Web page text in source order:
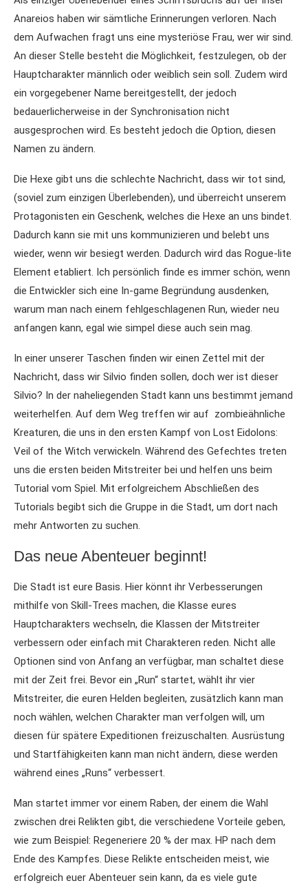
Anareios haben wir sämtliche Erinnerungen verloren. Nach
dem Aufwachen fragt uns eine mysteriöse Frau, wer wir sind.
An dieser Stelle besteht die Möglichkeit, festzulegen, ob der
Hauptcharakter männlich oder weiblich sein soll. Zudem wird
ein vorgegebener Name bereitgestellt, der jedoch
bedauerlicherweise in der Synchronisation nicht
ausgesprochen wird. Es besteht jedoch die Option, diesen
Namen zu ändern.
Die Hexe gibt uns die schlechte Nachricht, dass wir tot sind,
(soviel zum einzigen Überlebenden), und überreicht unserem
Protagonisten ein Geschenk, welches die Hexe an uns bindet.
Dadurch kann sie mit uns kommunizieren und belebt uns
wieder, wenn wir besiegt werden. Dadurch wird das Rogue-lite
Element etabliert. Ich persönlich finde es immer schön, wenn
die Entwickler sich eine In-game Begründung ausdenken,
warum man nach einem fehlgeschlagenen Run, wieder neu
anfangen kann, egal wie simpel diese auch sein mag.
In einer unserer Taschen finden wir einen Zettel mit der
Nachricht, dass wir Silvio finden sollen, doch wer ist dieser
Silvio? In der naheliegenden Stadt kann uns bestimmt jemand
weiterhelfen. Auf dem Weg treffen wir auf zombieähnliche
Kreaturen, die uns in den ersten Kampf von Lost Eidolons:
Veil of the Witch verwickeln. Während des Gefechtes treten
uns die ersten beiden Mitstreiter bei und helfen uns beim
Tutorial vom Spiel. Mit erfolgreichem Abschließen des
Tutorials begibt sich die Gruppe in die Stadt, um dort nach
mehr Antworten zu suchen.
Das neue Abenteuer beginnt!
Die Stadt ist eure Basis. Hier könnt ihr Verbesserungen
mithilfe von Skill-Trees machen, die Klasse eures
Hauptcharakters wechseln, die Klassen der Mitstreiter
verbessern oder einfach mit Charakteren reden. Nicht alle
Optionen sind von Anfang an verfügbar, man schaltet diese
mit der Zeit frei. Bevor ein „Run“ startet, wählt ihr vier
Mitstreiter, die euren Helden begleiten, zusätzlich kann man
noch wählen, welchen Charakter man verfolgen will, um
diesen für spätere Expeditionen freizuschalten. Ausrüstung
und Startfähigkeiten kann man nicht ändern, diese werden
während eines „Runs“ verbessert.
Man startet immer vor einem Raben, der einem die Wahl
zwischen drei Relikten gibt, die verschiedene Vorteile geben,
wie zum Beispiel: Regeneriere 20 % der max. HP nach dem
Ende des Kampfes. Diese Relikte entscheiden meist, wie
erfolgreich euer Abenteuer sein kann, da es viele gute